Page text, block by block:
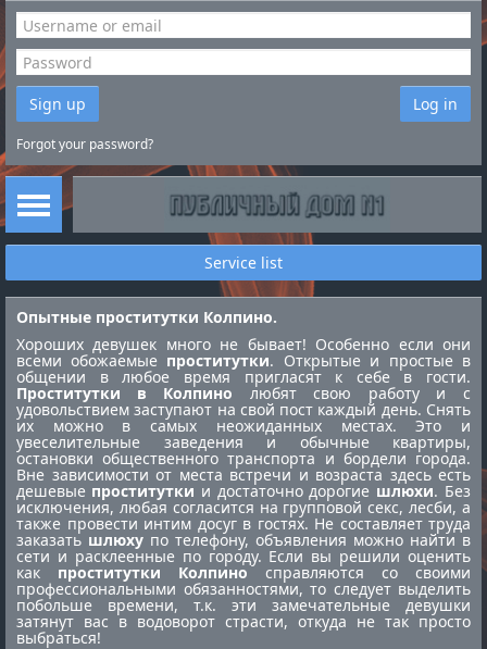
Sign up Log in
Forgot your password?
Service list
Опытные проститутки Колпино.
Хороших девушек много не бывает! Особенно если они
всеми обожаемые проститутки. Открытые и простые в
общении в любое время пригласят к себе в гости.
Проститутки в Колпино любят свою работу и с
удовольствием заступают на свой пост каждый день. Снять
их можно в самых неожиданных местах. Это и
увеселительные заведения и обычные квартиры,
остановки общественного транспорта и бордели города.
Вне зависимости от места встречи и возраста здесь есть
дешевые проститутки и достаточно дорогие шлюхи. Без
исключения, любая согласится на групповой секс, лесби, а
также провести интим досуг в гостях. Не составляет труда
заказать шлюху по телефону, объявления можно найти в
сети и расклеенные по городу. Если вы решили оценить
как проститутки Колпиносправляются со своими
профессиональными обязанностями, то следует выделить
побольше времени, т.к. эти замечательные девушки
затянут вас в водоворот страсти, откуда не так просто
выбраться!